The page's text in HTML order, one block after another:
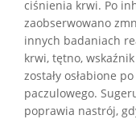
ciśnienia krwi. Po
zaobserwowano
innych badaniach
krwi, tętno,
zostały osłabione
paczulowego.
poprawia nastrój,